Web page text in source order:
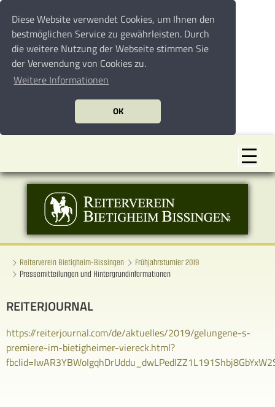
Diese Website verwendet Cookies, um Ihnen den
bestmöglichen Service zu gewährleisten. Durch
die weitere Nutzung der Webseite stimmen Sie
der Verwendung von Cookies zu.
Weitere Informationen
OK
Reiterverein Bietigheim-Bissingen
Frühjahrsturnier 2019
Pressemitteilungen und Hintergrundinformationen
REITERJOURNAL
https://reiterjournal.com/de/aktuelles/2019/gelungene-s-
premiere-im-bietigheimer-viereck.html?